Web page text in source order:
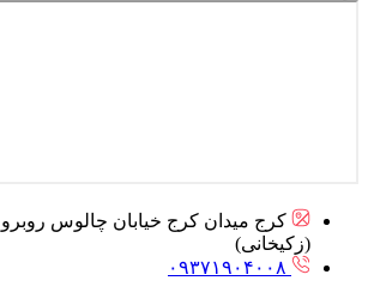
کرج میدان کرج خیابان چالوس
(زکیخانی)
۰۹۳۷۱۹۰۴۰۰۸